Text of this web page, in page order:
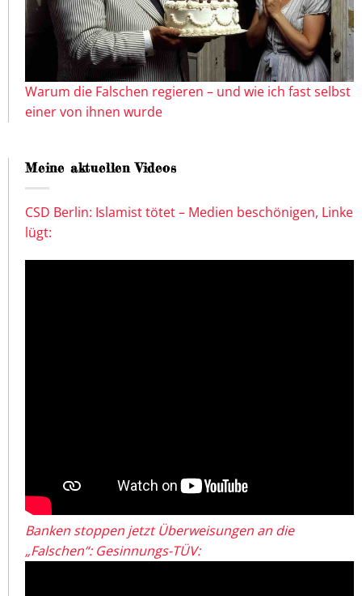
Warum die Falschen regieren – und wie ich fast selbst
einer von ihnen wurde
Meine aktuellen Videos
CSD Berlin: Islamist tötet – Medien beschönigen, Linke
lügt:
Banken stoppen jetzt Überweisungen an die
„Falschen“: Gesinnungs-TÜV: